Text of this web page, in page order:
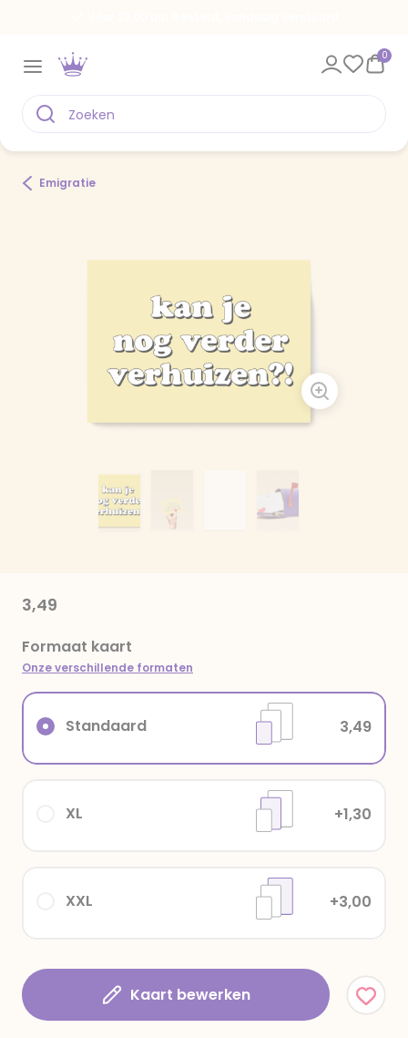
0
Emigratie
3,49
Formaat kaart
Onze verschillende formaten
XXL +3,00
XL +1,30
Standaard 3,49
Kaart bewerken